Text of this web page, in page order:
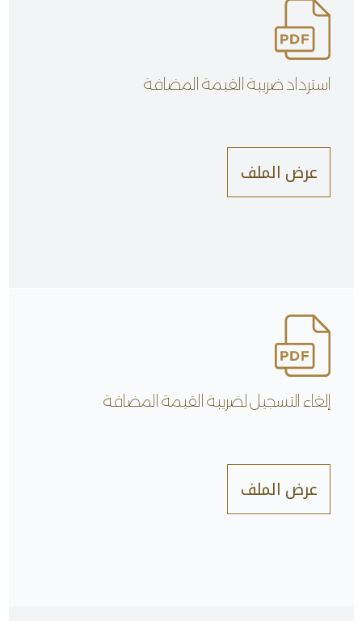
استرداد ضريبة القيمة المضافة
عرض الملف
إلغاء التسجيل لضريبة القيمة المضافة
عرض الملف